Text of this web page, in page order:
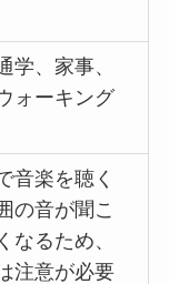
学、家事、
ォーキング
音楽を聴く
の音が聞こ
なるため、
注意が必要